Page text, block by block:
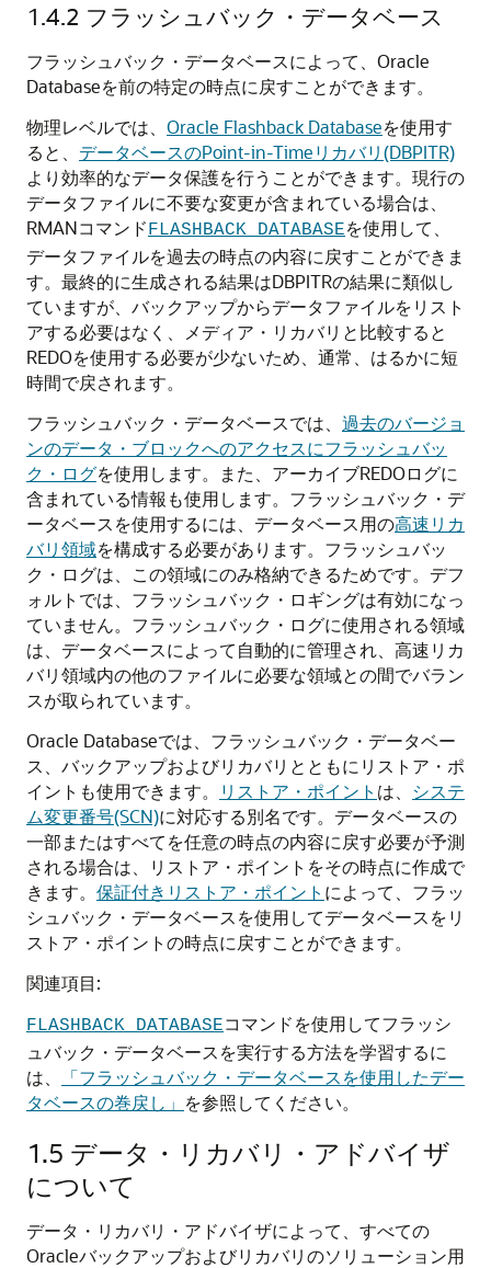
1.4.2 フラッシュバック・データベース
フラッシュバック・データベースによって、Oracle
Databaseを前の特定の時点に戻すことができます。
物理レベルでは、 Oracle Flashback Databaseを使用す
ると、 データベースのPoint-in-Timeリカバリ(DBPITR)
より効率的なデータ保護を行うことができます。現行の
データファイルに不要な変更が含まれている場合は、
RMANコマンドFLASHBACK DATABASEを使用して、
データファイルを過去の時点の内容に戻すことができま
す。最終的に生成される結果はDBPITRの結果に類似し
ていますが、バックアップからデータファイルをリスト
アする必要はなく、メディア・リカバリと比較すると
REDOを使用する必要が少ないため、通常、はるかに短
時間で戻されます。
フラッシュバック・データベースでは、 過去のバージョ
ンのデータ・ブロックへのアクセスにフラッシュバッ
ク・ログを使用します。また、アーカイブREDOログに
含まれている情報も使用します。フラッシュバック・デ
ータベースを使用するには、データベース用の高速リカ
バリ領域を構成する必要があります。フラッシュバッ
ク・ログは、この領域にのみ格納できるためです。デフ
ォルトでは、フラッシュバック・ロギングは有効になっ
ていません。フラッシュバック・ログに使用される領域
は、データベースによって自動的に管理され、高速リカ
バリ領域内の他のファイルに必要な領域との間でバラン
スが取られています。
Oracle Databaseでは、フラッシュバック・データベー
ス、バックアップおよびリカバリとともにリストア・ポ
イントも使用できます。
リストア・ポイント は、 システ
ム変更番号(SCN)に対応する別名です。データベースの
一部またはすべてを任意の時点の内容に戻す必要が予測
される場合は、リストア・ポイントをその時点に作成で
きます。 保証付きリストア・ポイント によって、フラッ
シュバック・データベースを使用してデータベースをリ
ストア・ポイントの時点に戻すことができます。
関連項目:
FLASHBACK DATABASEコマンドを使用してフラッシ
ュバック・データベースを実行する方法を学習するに
は、
「フラッシュバック・データベースを使用したデー
タベースの巻戻し」 を参照してください。
1.5 データ・リカバリ・アドバイザ
について
データ・リカバリ・アドバイザによって、すべての
Oracleバックアップおよびリカバリのソリューション用